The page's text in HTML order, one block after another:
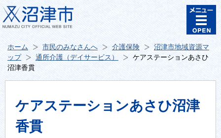
ホーム 市民のみなさんへ 介護保険
沼津市地域資源マ
ップ
通所介護（デイサービス）
ケアステーションあさひ
沼津香貫
ケアステーションあさひ沼津
香貫